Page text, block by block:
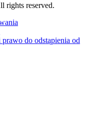
rights reserved.
do odstąpienia od